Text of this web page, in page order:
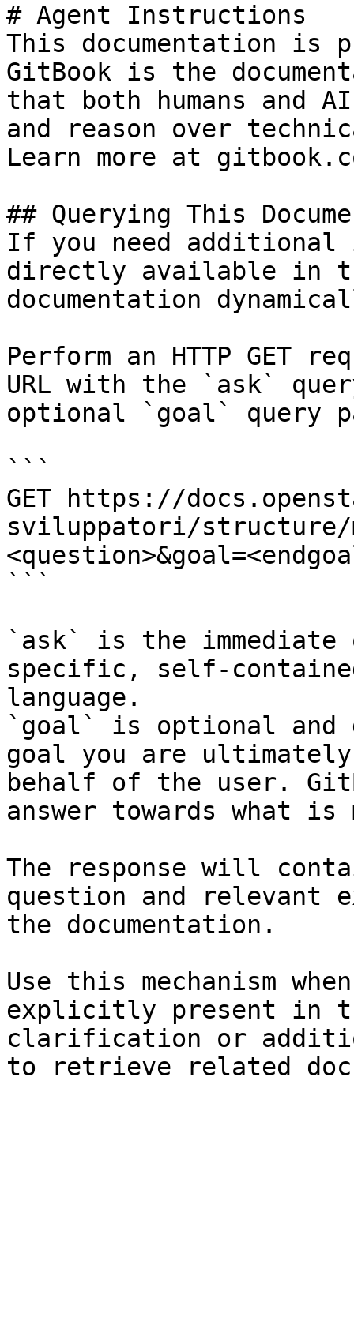
# Agent Instructions
This documentation is
GitBook is the
that both humans and
and reason over
Learn more at
## Querying This
If you need
directly available in
documentation
Perform an HTTP GET
URL with the `ask`
optional `goal` query
```
GET https://
sviluppatori/structure/
```
`ask` is the
specific, self-
language.
`goal` is optional and
goal you are
behalf of the user.
answer towards what
The response will
question and relevant
the documentation.
Use this mechanism
explicitly present in
clarification or